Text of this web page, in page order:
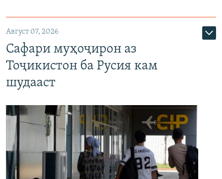
Август 07, 2026
Сафари муҳоҷирон аз
Тоҷикистон ба Русия кам
шудааст